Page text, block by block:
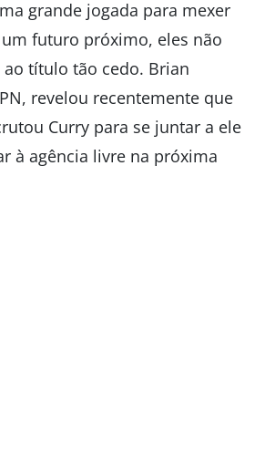
grande jogada para mexer
futuro próximo, eles não
título tão cedo. Brian
revelou recentemente que
Curry para se juntar a ele
à agência livre na próxima